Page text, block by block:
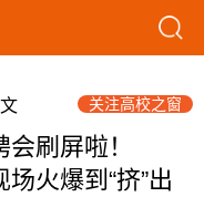
关注高校之窗
刷屏啦！
火爆到“挤”出